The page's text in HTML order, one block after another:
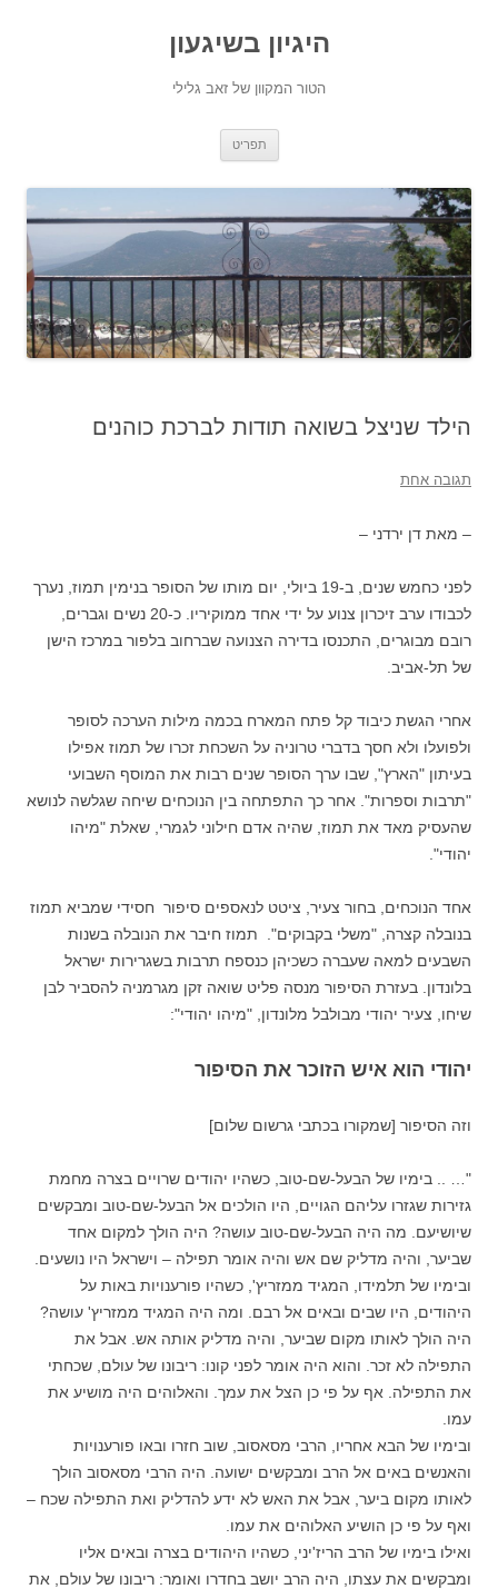
היגיון בשיגעון
הטור המקוון של זאב גלילי
תפריט
הילד שניצל בשואה תודות לברכת כוהנים
תגובה אחת
– מאת דן ירדני –
לפני כחמש שנים, ב-19 ביולי, יום מותו של הסופר בנימין תמוז, נערך
לכבודו ערב זיכרון צנוע על ידי אחד ממוקיריו. כ-20 נשים וגברים,
רובם מבוגרים, התכנסו בדירה הצנועה שברחוב בלפור במרכז הישן
של תל-אביב.
אחרי הגשת כיבוד קל פתח המארח בכמה מילות הערכה לסופר
ולפועלו ולא חסך בדברי טרוניה על השכחת זכרו של תמוז אפילו
בעיתון "הארץ", שבו ערך הסופר שנים רבות את המוסף השבועי
"תרבות וספרות". אחר כך התפתחה בין הנוכחים שיחה שגלשה לנושא
שהעסיק מאד את תמוז, שהיה אדם חילוני לגמרי, שאלת "מיהו
יהודי".
אחד הנוכחים, בחור צעיר, ציטט לנאספים סיפור חסידי שמביא תמוז
בנובלה קצרה, "משלי בקבוקים". תמוז חיבר את הנובלה בשנות
השבעים למאה שעברה כשכיהן כנספח תרבות בשגרירות ישראל
בלונדון. בעזרת הסיפור מנסה פליט שואה זקן מגרמניה להסביר לבן
שיחו, צעיר יהודי מבולבל מלונדון, "מיהו יהודי":
יהודי הוא איש הזוכר את הסיפור
וזה הסיפור [שמקורו בכתבי גרשום שלום]
"… .. בימיו של הבעל-שם-טוב, כשהיו יהודים שרויים בצרה מחמת
גזירות שגזרו עליהם הגויים, היו הולכים אל הבעל-שם-טוב ומבקשים
שיושיעם. מה היה הבעל-שם-טוב עושה? היה הולך למקום אחד
שביער, והיה מדליק שם אש והיה אומר תפילה – וישראל היו נושעים.
ובימיו של תלמידו, המגיד ממזריץ', כשהיו פורענויות באות על
היהודים, היו שבים ובאים אל רבם. ומה היה המגיד ממזריץ' עושה?
היה הולך לאותו מקום שביער, והיה מדליק אותה אש. אבל את
התפילה לא זכר. והוא היה אומר לפני קונו: ריבונו של עולם, שכחתי
את התפילה. אף על פי כן הצל את עמך. והאלוהים היה מושיע את
עמו.
ובימיו של הבא אחריו, הרבי מסאסוב, שוב חזרו ובאו פורענויות
והאנשים באים אל הרב ומבקשים ישועה. היה הרבי מסאסוב הולך
לאותו מקום ביער, אבל את האש לא ידע להדליק ואת התפילה שכח –
ואף על פי כן הושיע האלוהים את עמו.
ואילו בימיו של הרב הריז'יני, כשהיו היהודים בצרה ובאים אליו
ומבקשים את עצתו, היה הרב יושב בחדרו ואומר: ריבונו של עולם, את